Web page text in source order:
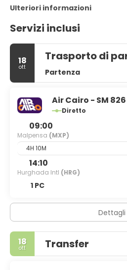
Ulteriori informazioni
Servizi inclusi
18
ott
Trasporto di
Partenza
Air Cairo - SM 826
Diretto
09:00
Malpensa (MXP)
4H 10M
14:10
Hurghada Intl (HRG)
1 PC
Dettagli
18
ott Transfer